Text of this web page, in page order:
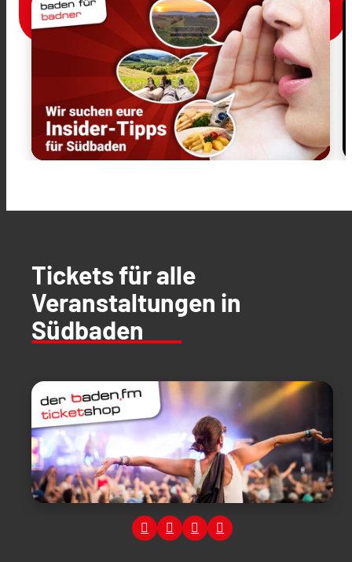
Tickets für alle
Veranstaltungen in
Südbaden